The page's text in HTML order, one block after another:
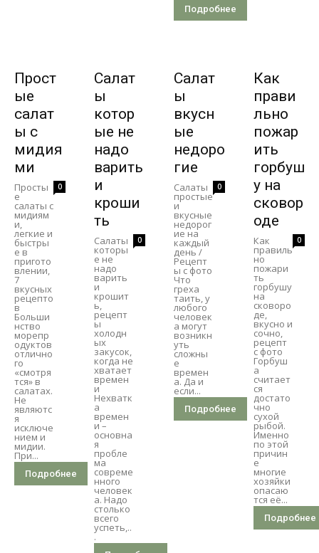
Подробнее
Прост
ые
салат
ы с
мидия
ми
0
Просты
е
салаты с
мидиям
и,
легкие и
быстры
е в
пригото
влении,
7
вкусных
рецепто
в
Больши
нство
морепр
одуктов
отлично
го
«смотря
тся» в
салатах.
Не
являютс
я
исключе
нием и
мидии.
При...
Подробнее
Салат
ы
котор
ые не
надо
варить
и
кроши
ть
0
Салаты
которы
е не
надо
варить
и
крошит
ь,
рецепт
ы
холодн
ых
закусок,
когда не
хватает
времен
и
Нехватк
а
времен
и –
основна
я
пробле
ма
совреме
нного
человек
а. Надо
столько
всего
успеть,..
.
Салат
ы
вкусн
ые
недоро
гие
0
Салаты
простые
и
вкусные
недорог
ие на
каждый
день /
Рецепт
ы с фото
Что
греха
таить, у
любого
человек
а могут
возникн
уть
сложны
е
времен
а. Да и
если...
Подробнее
Как
прави
льно
пожар
ить
горбуш
у на
сковор
оде
0
Как
правиль
но
пожари
ть
горбушу
на
сковоро
де,
вкусно и
сочно,
рецепт
с фото
Горбуш
а
считает
ся
достато
чно
сухой
рыбой.
Именно
по этой
причин
е
многие
хозяйки
опасаю
тся её...
Подробнее